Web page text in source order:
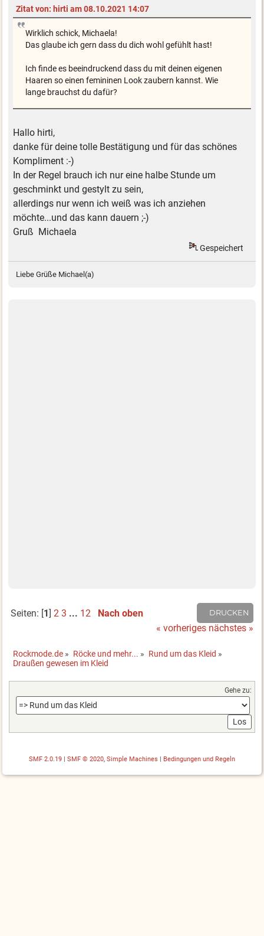
Zitat von: hirti am 08.10.2021 14:07
Wirklich schick, Michaela!
Das glaube ich gern dass du dich wohl gefühlt hast!
Ich finde es beeindruckend dass du mit deinen eigenen
Haaren so einen femininen Look zaubern kannst. Wie
lange brauchst du dafür?
Hallo hirti,
danke für deine tolle Bestätigung und für das schönes
Kompliment :-)
In der Regel brauch ich nur eine halbe Stunde um
geschminkt und gestylt zu sein,
allerdings nur wenn ich weiß was ich anziehen
möchte...und das kann dauern ;-)
Gruß Michaela
Gespeichert
Liebe Grüße Michael(a)
DRUCKEN
Seiten: [1] 2 3 ... 12
Nach oben
« vorheriges nächstes »
Rockmode.de » Röcke und mehr... » Rund um das Kleid »
Draußen gewesen im Kleid
Gehe zu:
SMF 2.0.19 | SMF © 2020, Simple Machines | Bedingungen und Regeln